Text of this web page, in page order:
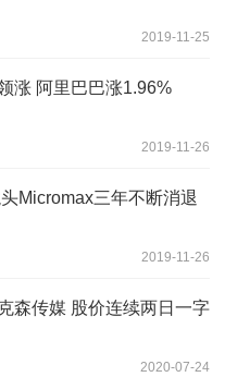
2019-11-25
涨 阿里巴巴涨1.96%
2019-11-26
Micromax三年不断消退
2019-11-26
森传媒 股价连续两日一字
2020-07-24